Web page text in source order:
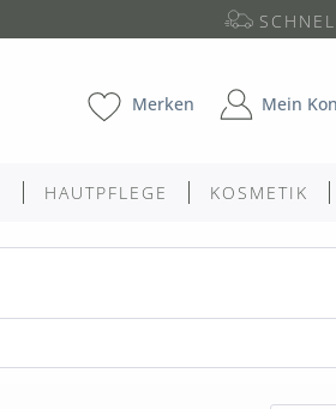
Merken Mein
HAUTPFLEGE KOSMETIK